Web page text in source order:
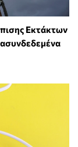
Εκτάκτων